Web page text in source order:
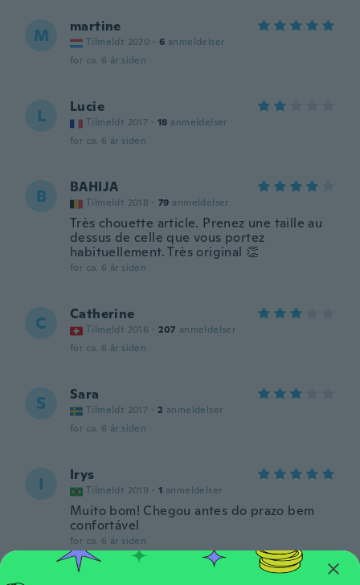
M martine
Tilmeldt 2020 · 6 anmeldelser
for ca. 6 år siden
L Lucie
Tilmeldt 2017 · 18 anmeldelser
for ca. 6 år siden
B BAHIJA
Tilmeldt 2018 · 79 anmeldelser
Très chouette article. Prenez une taille au
dessus de celle que vous portez
habituellement. Très original 👏
for ca. 6 år siden
C Catherine
Tilmeldt 2016 · 207 anmeldelser
for ca. 6 år siden
S Sara
Tilmeldt 2017 · 2 anmeldelser
for ca. 6 år siden
I Irys
Tilmeldt 2019 · 1 anmeldelser
Muito bom! Chegou antes do prazo bem
confortável
for ca. 6 år siden